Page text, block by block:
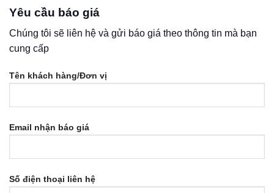
Yêu cầu báo giá
Chúng tôi sẽ liên hệ và gửi báo giá theo thông tin mà bạn
cung cấp
Tên khách hàng/Đơn vị
Email nhận báo giá
Số điện thoại liên hệ